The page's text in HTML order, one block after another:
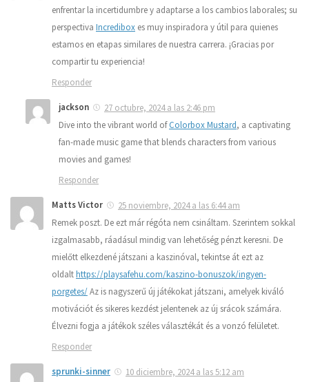
enfrentar la incertidumbre y adaptarse a los cambios laborales; su
perspectiva Incredibox es muy inspiradora y útil para quienes
estamos en etapas similares de nuestra carrera. ¡Gracias por
compartir tu experiencia!
Responder
jackson
27 octubre, 2024 a las 2:46 pm
Dive into the vibrant world ofColorbox Mustard, a captivating
fan-made music game that blends characters from various
movies and games!
Responder
Matts Victor
25 noviembre, 2024 a las 6:44 am
Remek poszt. De ezt már régóta nem csináltam. Szerintem sokkal
izgalmasabb, ráadásul mindig van lehetőség pénzt keresni. De
mielőtt elkezdené játszani a kaszinóval, tekintse át ezt az
oldalthttps://playsafehu.com/kaszino-bonuszok/ingyen-
porgetes/Az is nagyszerű új játékokat játszani, amelyek kiváló
motivációt és sikeres kezdést jelentenek az új srácok számára.
Élvezni fogja a játékok széles választékát és a vonzó felületet.
Responder
sprunki-sinner
10 diciembre, 2024 a las 5:12 am